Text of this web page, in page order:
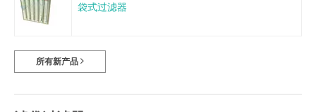
袋式过滤器
所有新产品